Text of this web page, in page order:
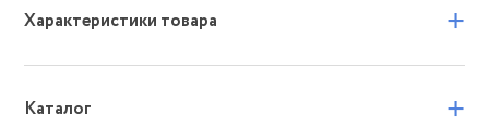
Характеристики товара +
Каталог +